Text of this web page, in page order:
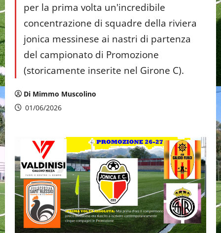
per la prima volta un'incredibile
concentrazione di squadre della riviera
jonica messinese ai nastri di partenza
del campionato di Promozione
(storicamente inserite nel Girone C).
Di Mimmo Muscolino
01/06/2026